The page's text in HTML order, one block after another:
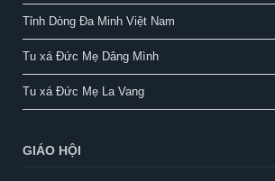
Tỉnh Dòng Đa Minh Việt Nam
Tu xá Đức Mẹ Dâng Mình
Tu xá Đức Mẹ La Vang
GIÁO HỘI